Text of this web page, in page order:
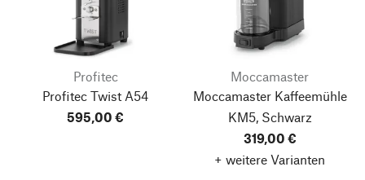
Profitec
Profitec Twist A54
595,00 €
Moccamaster
Moccamaster Kaffeemühle
KM5, Schwarz
319,00 €
+ weitere Varianten